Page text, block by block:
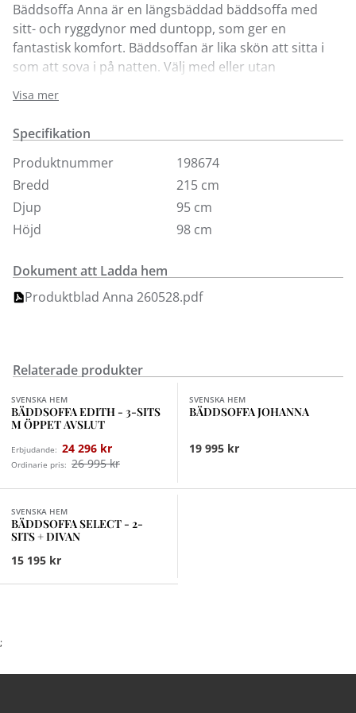
Bäddsoffa Anna är en längsbäddad bäddsoffa med
sitt- och ryggdynor med duntopp, som ger en
fantastisk komfort. Bäddsoffan är lika skön att sitta i
som att sova i på natten. Välj med eller utan
färger med ben i vitoljad ek. I priset ingår två stycken
decokuddar i samma färg som soffan samt
madrasskydd.
Bäddmått överbädd: 191x80 cm, bäddmått underbädd:
188x77 cm. För fler utföranden, tyger och färger besök
någon av våra butiker.
Soffan kommer omonterad.
Visa mer
Specifikation
Produktnummer
198674
Bredd
215 cm
Djup
95 cm
Höjd
98 cm
Dokument att Ladda hem
Produktblad Anna 260528.pdf
Relaterade produkter
Finns i fler val (2)
SVENSKA HEM
BÄDDSOFFA EDITH - 3-SITS
M ÖPPET AVSLUT
Erbjudande: 24 296 kr
Ordinarie pris: 26 995 kr
SVENSKA HEM
BÄDDSOFFA JOHANNA
19 995 kr
SVENSKA HEM
BÄDDSOFFA SELECT - 2-
SITS + DIVAN
15 195 kr
;